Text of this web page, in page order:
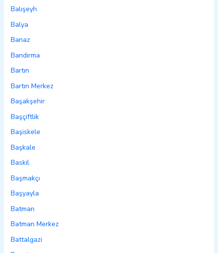
Balışeyh
Balya
Banaz
Bandırma
Bartın
Bartın Merkez
Başakşehir
Başçiftlik
Başiskele
Başkale
Baskil
Başmakçı
Başyayla
Batman
Batman Merkez
Battalgazi